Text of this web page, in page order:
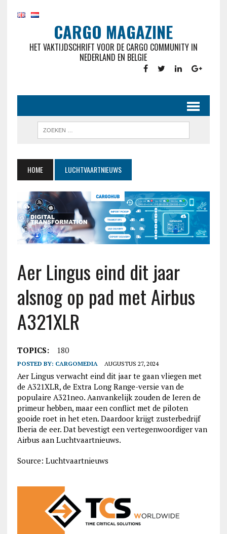
CARGO MAGAZINE
HET VAKTIJDSCHRIFT VOOR DE CARGO COMMUNITY IN
NEDERLAND EN BELGIE
HOME LUCHTVAARTNIEUWS
Aer Lingus eind dit jaar
alsnog op pad met Airbus
A321XLR
TOPICS: 180
POSTED BY: CARGOMEDIA AUGUSTUS 27, 2024
Aer Lingus verwacht eind dit jaar te gaan vliegen met
de A321XLR, de Extra Long Range-versie van de
populaire A321neo. Aanvankelijk zouden de Ieren de
primeur hebben, maar een conflict met de piloten
gooide roet in het eten. Daardoor krijgt zusterbedrijf
Iberia de eer. Dat bevestigt een vertegenwoordiger van
Airbus aan Luchtvaartnieuws.
Source: Luchtvaartnieuws